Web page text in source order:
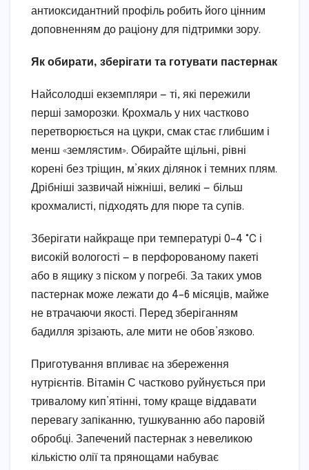
антиоксидантний профіль робить його цінним
доповненням до раціону для підтримки зору.
Як обирати, зберігати та готувати пастернак
Найсолодші екземпляри — ті, які пережили
перші заморозки. Крохмаль у них частково
перетворюється на цукри, смак стає глибшим і
менш «землястим». Обирайте щільні, рівні
корені без тріщин, м’яких ділянок і темних плям.
Дрібніші зазвичай ніжніші, великі — більш
крохмалисті, підходять для пюре та супів.
Зберігати найкраще при температурі 0–4 °C і
високій вологості — в перфорованому пакеті
або в ящику з піском у погребі. За таких умов
пастернак може лежати до 4–6 місяців, майже
не втрачаючи якості. Перед зберіганням
бадилля зрізають, але мити не обов’язково.
Приготування впливає на збереження
нутрієнтів. Вітамін С частково руйнується при
тривалому кип’ятінні, тому краще віддавати
перевагу запіканню, тушкуванню або паровій
обробці. Запечений пастернак з невеликою
кількістю олії та прянощами набуває